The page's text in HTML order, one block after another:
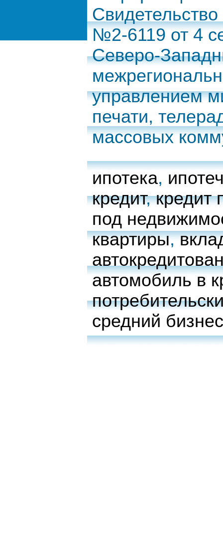
№2-6119 от 4
Северо-
управлением
печати,
массовых
ипотека,
кредит,кредит
под
квартиры,
автомобиль в
средний бизнес